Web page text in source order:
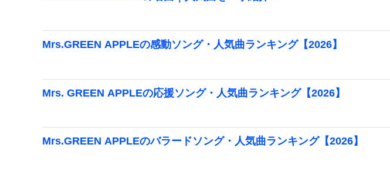
Mrs.GREEN APPLEの感動ソング・人気曲ランキング【2026】
Mrs. GREEN APPLEの応援ソング・人気曲ランキング【2026】
Mrs.GREEN APPLEのバラードソング・人気曲ランキング【2026】